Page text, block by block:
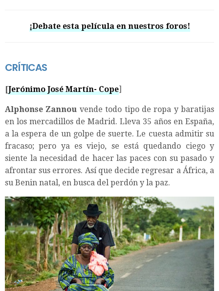
¡Debate esta película en nuestros foros!
CRÍTICAS
[Jerónimo José Martín- Cope]
Alphonse Zannou vende todo tipo de ropa y baratijas
en los mercadillos de Madrid. Lleva 35 años en España,
a la espera de un golpe de suerte. Le cuesta admitir su
fracaso; pero ya es viejo, se está quedando ciego y
siente la necesidad de hacer las paces con su pasado y
afrontar sus errores. Así que decide regresar a África, a
su Benin natal, en busca del perdón y la paz.